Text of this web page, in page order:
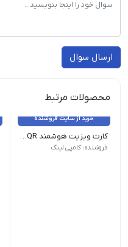
ارسال سوال
محصولات مرتبط
خرید از سایت فروشنده
کارت ویزیت هوشمند NFC - QR جنس: PVC | روکش: لمینت
فروشنده: کامپی لینک